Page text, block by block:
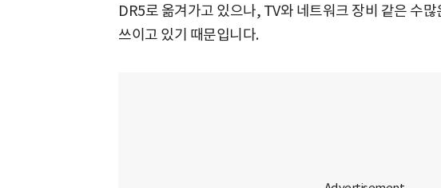
DR5로 옮겨가고 있으나, TV와 네트워크 장비 같은 수
쓰이고 있기 때문입니다.